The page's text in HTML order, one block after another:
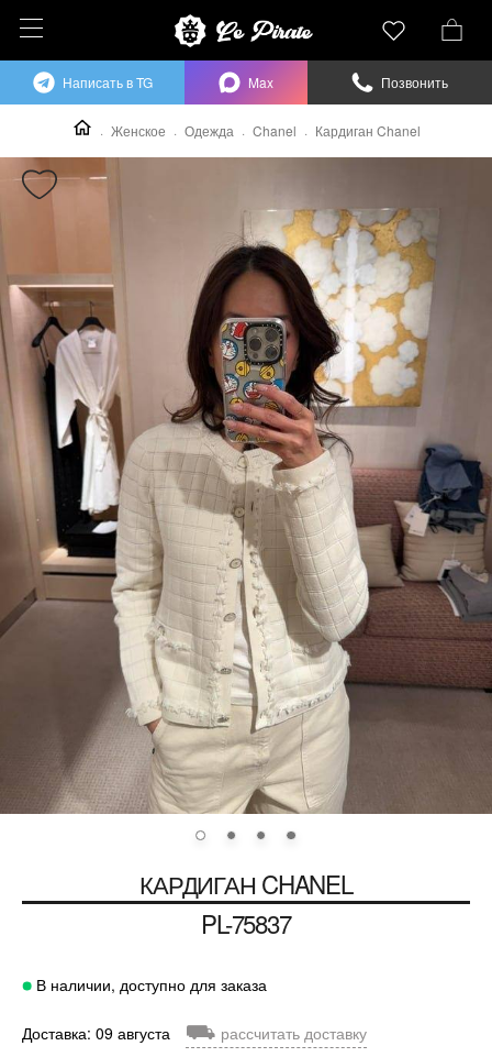
Женское Одежда Chanel Кардиган Chanel
КАРДИГАН CHANEL
PL-75837
В наличии, доступно для заказа
Доставка: 09 августа ⛟ рассчитать доставку
Написать в TG Max Позвонить